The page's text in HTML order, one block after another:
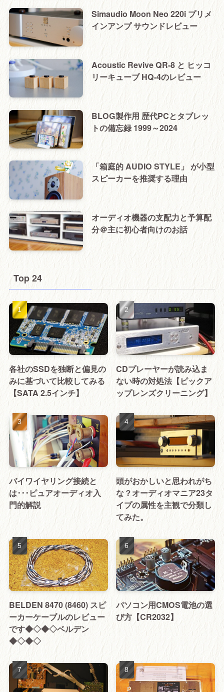
Simaudio Moon Neo 220i プリメ
インアンプ サウンドレビュー
Acoustic Revive QR-8 と ヒッコ
リーキューブ HQ-4のレビュー
BLOG製作用 歴代PCとタブレッ
トの備忘録 1999～2024
「箱庭的 AUDIO STYLE」 が小型
スピーカーを推奨する理由
オーディオ機器の支配力と予算配
分＠主に初心者向けのお話
Top 24
各社のSSDを独断と偏見の
みに基づいて比較してみる
【SATA 2.5インチ】
CDプレーヤーが読み込ま
ない時の対処法【ピックア
ップレンズクリーニング】
バイワイヤリング接続と
は･･･ピュアオーディオ入
門的解説
頭がおかしいと思われがち
な？オーディオマニア23タ
イプの属性を主観で分類し
てみた。
BELDEN 8470 (8460) スピ
ーカーケーブルのレビュー
です◆◇◆◇ベルデン
◆◇◆◇
パソコン用CMOS電池の選
び方【CR2032】